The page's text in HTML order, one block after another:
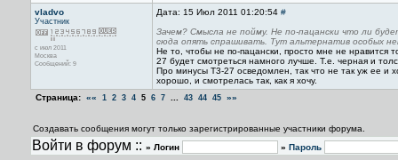
vladvo
Участник
с июл 2011
Москва
Сообщений: 9
Дата: 15 Июл 2011 01:20:54 #
Зачем? Смысла не пойму. Не по-пацански что ли
сюда опять спрашивать. Тут альтернатив особых
Не то, чтобы не по-пацански, просто мне не
27 будет смотреться намного лучше. Т.е. черная и
Про минусы T3-27 осведомлен, так что не так уж ее и
хорошо, и смотрелась так, как я хочу.
Страница: «« 1 2 3 4 5 6 7 43 44 45 »»
Создавать сообщения могут только зарегистрированные участники форума.
Войти в форум :: » Логин » Пароль